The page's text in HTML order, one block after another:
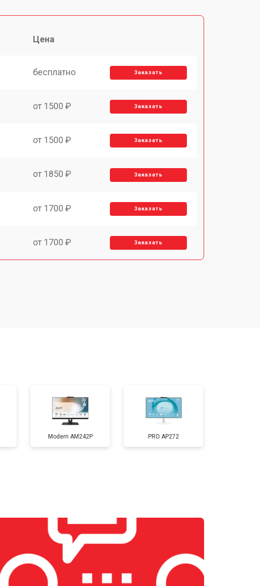
Цена
бесплатно Заказать
от 1500 ₽ Заказать
от 1500 ₽ Заказать
от 1850 ₽ Заказать
от 1700 ₽ Заказать
от 1700 ₽ Заказать
Modern AM242P PRO AP272